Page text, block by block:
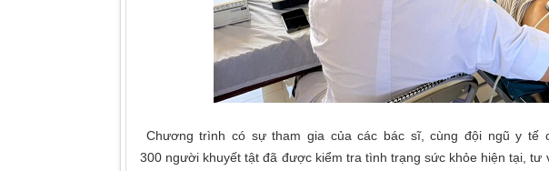
Chương trình có sự tham gia của các bác sĩ, cùng đội ngũ y tế
300 người khuyết tật đã được kiểm tra tình trạng sức khỏe hiện tại,